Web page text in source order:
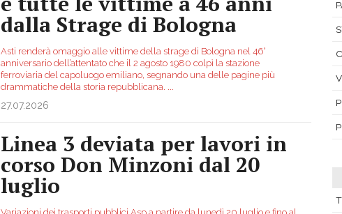
dalla Strage di Bologna
Asti renderà omaggio alle vittime della strage di Bologna nel 46°
anniversario dell’attentato che il 2 agosto 1980 colpì la stazione
ferroviaria del capoluogo emiliano, segnando una delle pagine più
drammatiche della storia repubblicana.
27.07.2026
Linea 3 deviata per lavori in
corso Don Minzoni dal 20
luglio